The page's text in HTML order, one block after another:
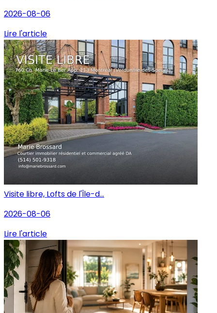
2026-08-06
Lire l'article
Visite libre, Lofts de l'Île-d...
2026-08-06
Lire l'article